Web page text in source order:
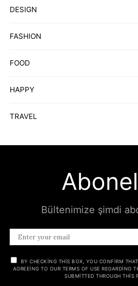
DESIGN
FASHION
FOOD
HAPPY
TRAVEL
Bültenimize şimdi
BY CHECKING THIS BOX, YOU CONFIRM
AGREEING TO OUR TERMS OF USE REGARDING
SUBMITTED THROUGH THIS